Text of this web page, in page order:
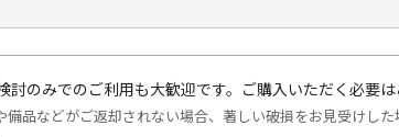
討のみでのご利用も大歓迎です。ご購入いただく必要
備品などがご返却されない場合、著しい破損をお見受けし